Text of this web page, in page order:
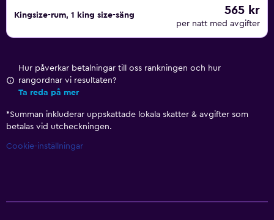
Kingsize-rum, 1 king size-säng 565 kr
per natt med avgifter
Hur påverkar betalningar till oss rankningen och hur
rangordnar vi resultaten?
Ta reda på mer
*Summan inkluderar uppskattade lokala skatter & avgifter som
betalas vid utcheckningen.
Cookie-inställningar